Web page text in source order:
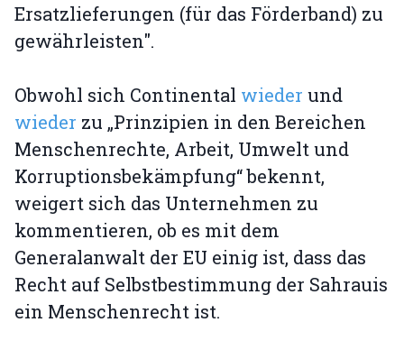
Ersatzlieferungen (für das Förderband) zu
gewährleisten".
Obwohl sich Continental wieder und
wieder zu „Prinzipien in den Bereichen
Menschenrechte, Arbeit, Umwelt und
Korruptionsbekämpfung“ bekennt,
weigert sich das Unternehmen zu
kommentieren, ob es mit dem
Generalanwalt der EU einig ist, dass das
Recht auf Selbstbestimmung der Sahrauis
ein Menschenrecht ist.